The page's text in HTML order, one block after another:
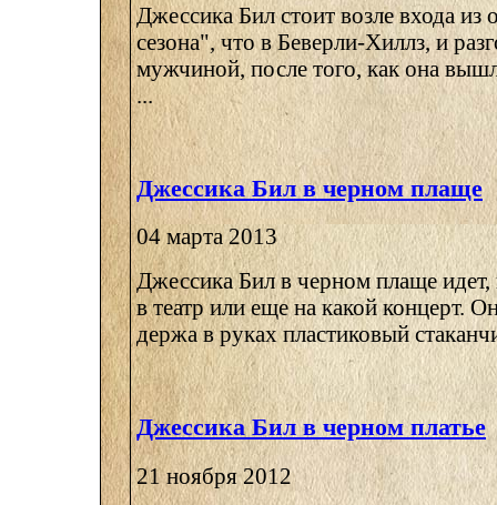
Джессика Бил стоит возле входа из
сезона", что в Беверли-Хиллз, и
мужчиной, после того, как она
...
Джессика Бил в черном плаще
04 марта 2013
Джессика Бил в черном плаще
в театр или еще на какой концерт.
держа в руках пластиковый
Джессика Бил в черном платье
21 ноября 2012